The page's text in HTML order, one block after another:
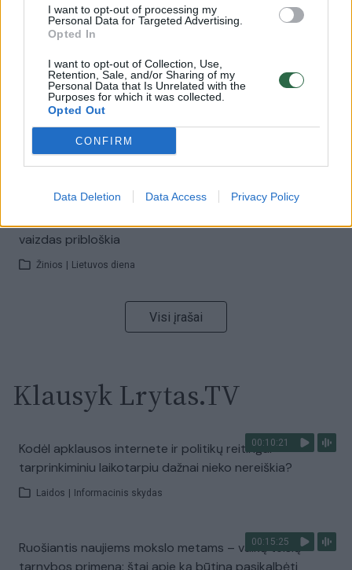
I want to opt-out of processing my
Personal Data for Targeted Advertising.
Opted In
I want to opt-out of Collection, Use,
Retention, Sale, and/or Sharing of my
Personal Data that Is Unrelated with the
Purposes for which it was collected.
Opted Out
CONFIRM
Data Deletion Data Access Privacy Policy
00:00:57
Savaitės vidurys nusimato karštas: temperatūra kils iki
32 laipsnių šilumos
Žinios | Orai
V. Zalužno pasisakymą laiko bandymu įsitvirtinti
Ukrainos politikoje: jis yra neteisus
Laidos | Nauja diena
vaizdas pribloškia
Žinios Lietuvos diena
Visi įrašai
Klausyk Lrytas.TV
00:10:21
Kodėl apklausos internete ir politikų reitingai
tarprinkiminiu laikotarpiu dažnai nieko nereiškia?
Laidos Informacinis skydas
00:15:25
Ruošiantis naujiems mokslo metams – vaikų teisių
tarnybos primena: štai apie ką būtina pasikalbėti